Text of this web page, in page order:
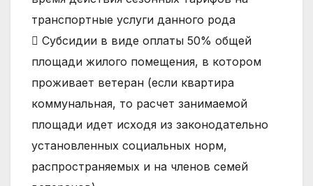
транспортные услуги данного рода
 Субсидии в виде оплаты 50% общей
площади жилого помещения, в котором
проживает ветеран (если квартира
коммунальная, то расчет занимаемой
площади идет исходя из законодательно
установленных социальных норм,
распространяемых и на членов семей